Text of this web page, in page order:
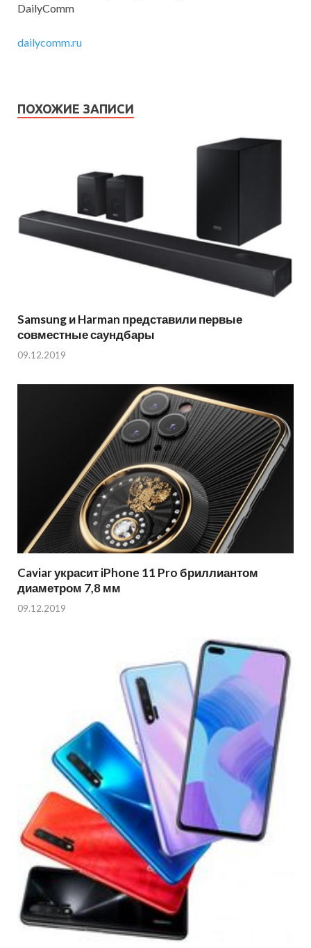
DailyComm
dailycomm.ru
ПОХОЖИЕ ЗАПИСИ
Samsung и Harman представили первые
совместные саундбары
09.12.2019
Caviar украсит iPhone 11 Pro бриллиантом
диаметром 7,8 мм
09.12.2019